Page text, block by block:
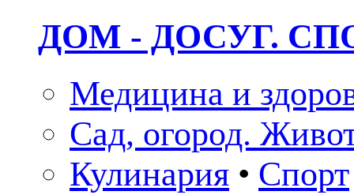
ДОМ - ДОСУГ.
Медицина и
Сад, огород.
Кулинария • Спорт